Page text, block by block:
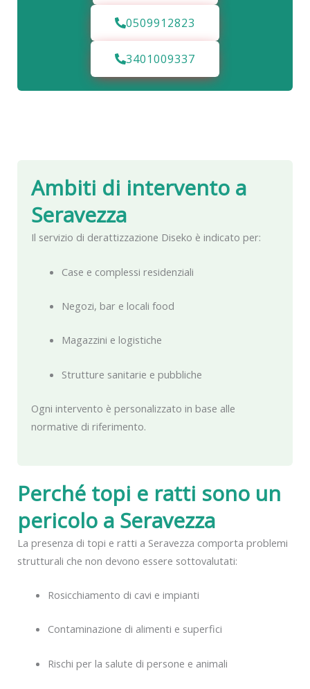
0509912823
3401009337
Perché topi e ratti sono un
pericolo a Seravezza
La presenza di topi e ratti a Seravezza comporta problemi
strutturali che non devono essere sottovalutati:
Rosicchiamento di cavi e impianti
Contaminazione di alimenti e superfici
Rischi per la salute di persone e animali
Ambiti di intervento a
Seravezza
Il servizio di derattizzazione Diseko è indicato per:
Case e complessi residenziali
Negozi, bar e locali food
Magazzini e logistiche
Strutture sanitarie e pubbliche
Ogni intervento è personalizzato in base alle
normative di riferimento.